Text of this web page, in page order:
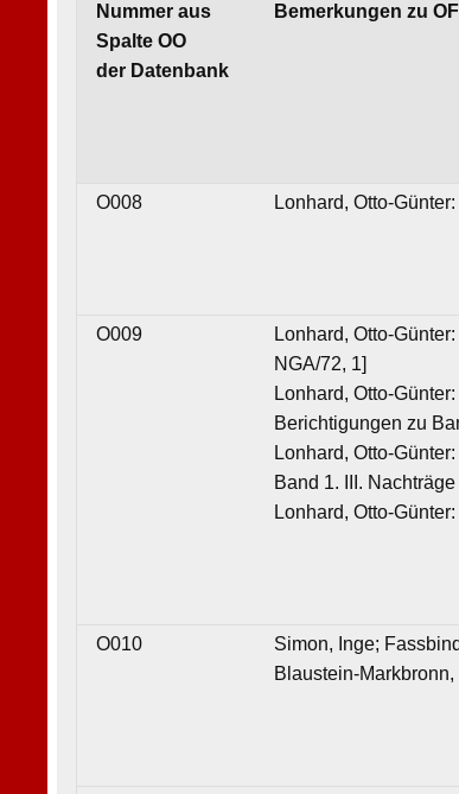
Nummer aus
Spalte OO
der Datenbank
Bemerkungen zu
O008 Lonhard, Otto-
O009
Lonhard, Otto-
NGA/72, 1]
Lonhard, Otto-
Berichtigungen zu
Lonhard, Otto-
Band 1. III.
Lonhard, Otto-
O010
Simon, Inge;
Blaustein-